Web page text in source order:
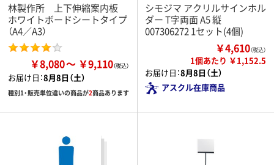
林製作所 上下伸縮案内板
ホワイトボードシートタイプ
（A4／A3）
￥8,080 ￥9,110
お届け日：8月8日（土）
種別1・販売単位違いの商品が2商品あります
シモジマ アクリルサインホル
ダー T字両面 A5 縦
007306272 1セット(4個)
￥4,610（税込）
1個あたり ￥1,152.5
お届け日：8月8日（土）
アスクル在庫商品